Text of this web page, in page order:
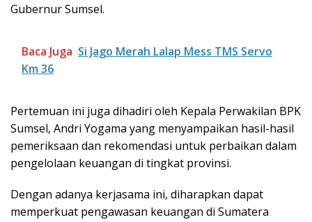
Gubernur Sumsel.
Baca Juga Si Jago Merah Lalap Mess TMS Servo
Km 36
Pertemuan ini juga dihadiri oleh Kepala Perwakilan BPK
Sumsel, Andri Yogama yang menyampaikan hasil-hasil
pemeriksaan dan rekomendasi untuk perbaikan dalam
pengelolaan keuangan di tingkat provinsi.
Dengan adanya kerjasama ini, diharapkan dapat
memperkuat pengawasan keuangan di Sumatera